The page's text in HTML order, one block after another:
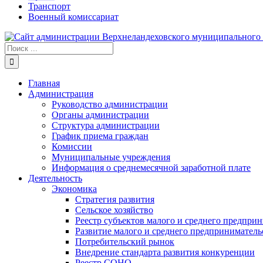
Транспорт
Военный комиссариат
Результат
поиска:
Главная
Администрация
Руководство администрации
Органы администрации
Структура администрации
График приема граждан
Комиссии
Муниципальные учреждения
Информация о среднемесячной заработной плате
Деятельность
Экономика
Стратегия развития
Сельское хозяйство
Реестр субъектов малого и среднего
Развитие малого и среднего
Потребительский рынок
Внедрение стандарта развития конкуренции